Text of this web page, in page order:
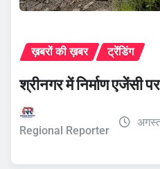
ख़बरों की ख़बर ट्रेंडिंग
श्रीनगर में निर्माण एजेंसी
Regional Reporter